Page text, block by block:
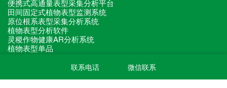
便携式高通量表型采集分析平台
田间固定式植物表型监测系统
原位根系表型采集分析系统
植物表型分析软件
灵稷作物健康AR分析系统
植物表型单品
关注我们
联系电话 微信联系